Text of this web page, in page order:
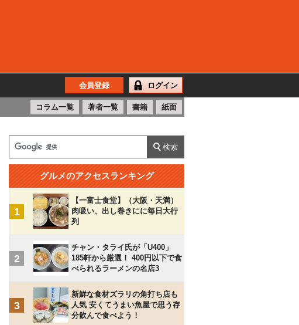
会員登録 ログイン
コラム一覧 著者一覧 書籍 紙面
グルメのアクセスランキング
1
【一富士食堂】（大阪・天満）
肉吸い、出し巻きにに毎日大行
列
2
チャン・タライ氏が「U400」
185軒から厳選！ 400円以下で食
べられるラーメンの名店3
3
新鮮な食材ズラリの角打ち店も
人気 安くてうまい魚屋で思う存
分飲んで食べよう！